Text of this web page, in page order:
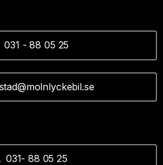
031 - 88 05 25
031- 88 05 25